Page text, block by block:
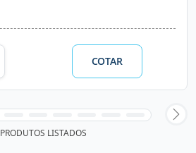
COTAR
PRODUTOS LISTADOS